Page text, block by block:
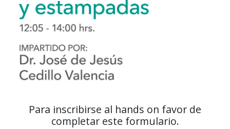
Para inscribirse al hands on favor de
completar este formulario.